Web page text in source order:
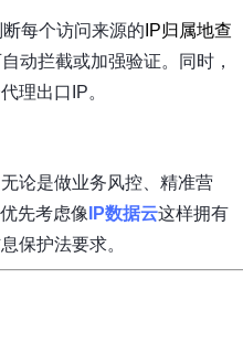
每个访问来源的 IP归属地查
动拦截或加强验证。同时，
理出口IP。
论是做业务风控、精准营
先考虑像 IP数据云这样拥有
保护法要求。